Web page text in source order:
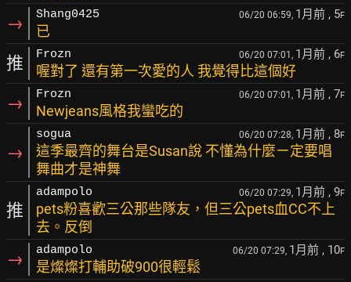
→ Shang0425 06/20 06:59, 1月前 , 5F
已
推 Frozn 06/20 07:01, 1月前 , 6F
喔對了 還有第一次愛的人 我覺得比這個好
→ Frozn 06/20 07:01, 1月前 , 7F
Newjeans風格我蠻吃的
→
sogua 06/20 07:28, 1月前 , 8F
這季最齊的舞台是Susan說 不懂為什麼ㄧ定要唱
舞曲才是神舞
推
adampolo 06/20 07:29, 1月前 , 9F
pets粉喜歡三公那些隊友，但三公pets血CC不上
去。反倒
→ adampolo 06/20 07:29, 1月前 , 10F
是燦燦打輔助破900很輕鬆